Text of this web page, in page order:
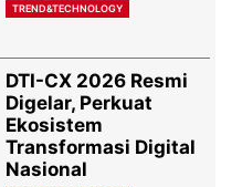
TREND&TECHNOLOGY
DTI-CX 2026 Resmi
Digelar, Perkuat
Ekosistem
Transformasi Digital
Nasional